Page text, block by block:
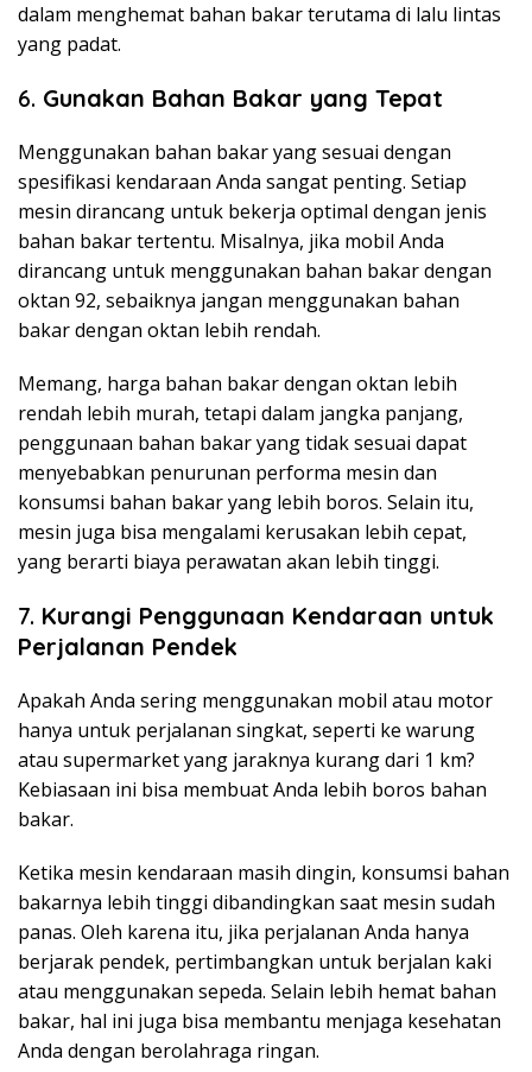
dalam menghemat bahan bakar terutama di lalu lintas
yang padat.
6. Gunakan Bahan Bakar yang Tepat
Menggunakan bahan bakar yang sesuai dengan
spesifikasi kendaraan Anda sangat penting. Setiap
mesin dirancang untuk bekerja optimal dengan jenis
bahan bakar tertentu. Misalnya, jika mobil Anda
dirancang untuk menggunakan bahan bakar dengan
oktan 92, sebaiknya jangan menggunakan bahan
bakar dengan oktan lebih rendah.
Memang, harga bahan bakar dengan oktan lebih
rendah lebih murah, tetapi dalam jangka panjang,
penggunaan bahan bakar yang tidak sesuai dapat
menyebabkan penurunan performa mesin dan
konsumsi bahan bakar yang lebih boros. Selain itu,
mesin juga bisa mengalami kerusakan lebih cepat,
yang berarti biaya perawatan akan lebih tinggi.
7. Kurangi Penggunaan Kendaraan untuk
Perjalanan Pendek
Apakah Anda sering menggunakan mobil atau motor
hanya untuk perjalanan singkat, seperti ke warung
atau supermarket yang jaraknya kurang dari 1 km?
Kebiasaan ini bisa membuat Anda lebih boros bahan
bakar.
Ketika mesin kendaraan masih dingin, konsumsi bahan
bakarnya lebih tinggi dibandingkan saat mesin sudah
panas. Oleh karena itu, jika perjalanan Anda hanya
berjarak pendek, pertimbangkan untuk berjalan kaki
atau menggunakan sepeda. Selain lebih hemat bahan
bakar, hal ini juga bisa membantu menjaga kesehatan
Anda dengan berolahraga ringan.